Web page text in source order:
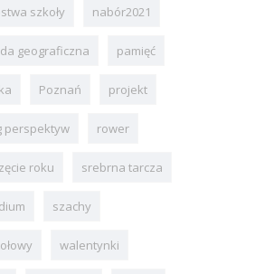
szkoły nabór2021
geograficzna pamięć
Poznań projekt
perspektyw rower
roku srebrna tarcza
szachy
walentynki